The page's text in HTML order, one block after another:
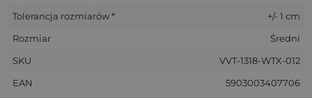
Tolerancja rozmiarów *
+/- 1 cm
Rozmiar
Średni
SKU
VVT-1318-WTX-012
EAN
5903003407706